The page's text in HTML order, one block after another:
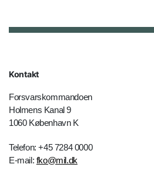
Kontakt
Forsvarskommandoen
Holmens Kanal 9
1060 København K
Telefon: +45 7284 0000
E-mail: fko@mil.dk